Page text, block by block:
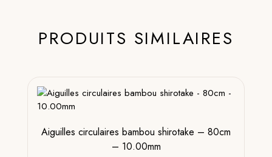
PRODUITS SIMILAIRES
Aiguilles circulaires bambou shirotake – 80cm
– 10.00mm